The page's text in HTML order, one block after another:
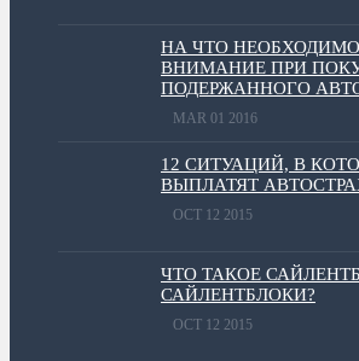
НА ЧТО НЕОБХОДИМО
ВНИМАНИЕ ПРИ
ПОДЕРЖАННОГО
MAR 01 2016
12 СИТУАЦИЙ, В
ВЫПЛАТЯТ
OCT 12 2015
ЧТО ТАКОЕ
САЙЛЕНТБЛОКИ?
OCT 12 2015